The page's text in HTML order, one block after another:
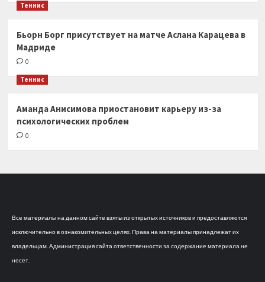
Теннис
Бьорн Борг присутствует на матче Аслана Карацева в
Мадриде
0
Теннис
Аманда Анисимова приостановит карьеру из-за
психологических проблем
0
Все материалы на данном сайте взяты из открытых источников и предоставляются
исключительно в ознакомительных целях. Права на материалы принадлежат их
владельцам. Администрация сайта ответственности за содержание материала не
несет.